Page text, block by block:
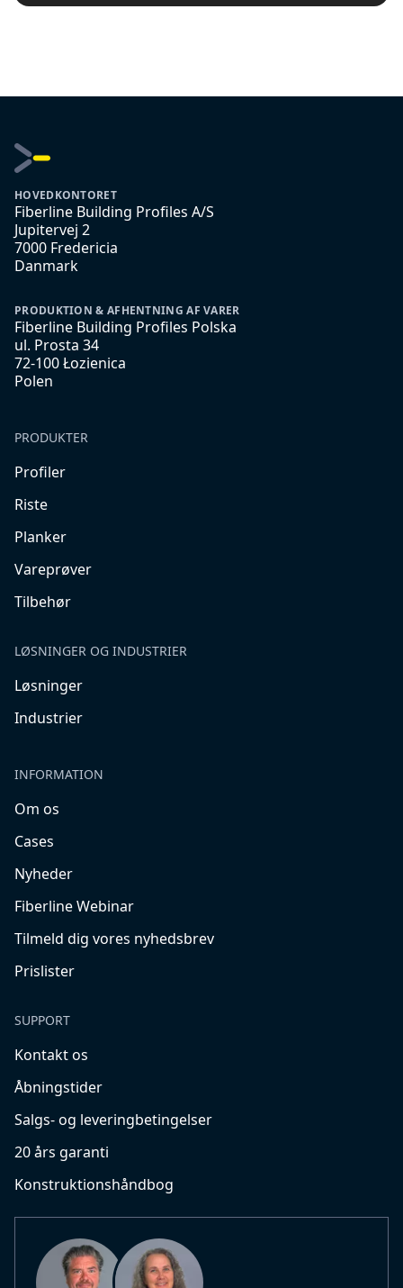
HOVEDKONTORET
Fiberline Building Profiles A/S
Jupitervej 2
7000 Fredericia
Danmark
PRODUKTION & AFHENTNING AF VARER
Fiberline Building Profiles Polska
ul. Prosta 34
72-100 Łozienica
Polen
PRODUKTER
Profiler
Riste
Planker
Vareprøver
Tilbehør
LØSNINGER OG INDUSTRIER
Løsninger
Industrier
INFORMATION
Om os
Cases
Nyheder
Fiberline Webinar
Tilmeld dig vores nyhedsbrev
Prislister
SUPPORT
Kontakt os
Åbningstider
Salgs- og leveringbetingelser
20 års garanti
Konstruktionshåndbog